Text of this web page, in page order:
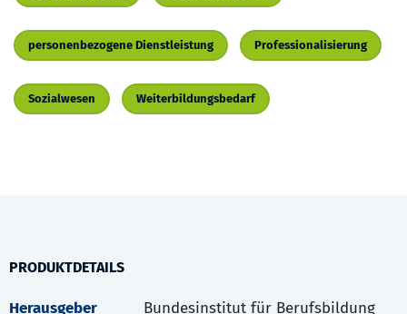
personenbezogene Dienstleistung Professionalisierung
Sozialwesen Weiterbildungsbedarf
PRODUKTDETAILS
Herausgeber Bundesinstitut für Berufsbildung